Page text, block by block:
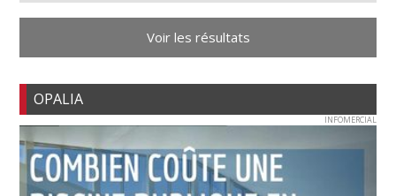
Voir les résultats
OPALIA
INFOMERCIAL